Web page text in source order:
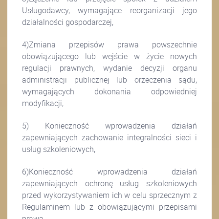
Usługodawcy, wymagające reorganizacji jego
działalności gospodarczej,
4)Zmiana przepisów prawa powszechnie
obowiązującego lub wejście w życie nowych
regulacji prawnych, wydanie decyzji organu
administracji publicznej lub orzeczenia sądu,
wymagających dokonania odpowiedniej
modyfikacji,
5) Konieczność wprowadzenia działań
zapewniających zachowanie integralności sieci i
usług szkoleniowych,
6)Konieczność wprowadzenia działań
zapewniających ochronę usług szkoleniowych
przed wykorzystywaniem ich w celu sprzecznym z
Regulaminem lub z obowiązującymi przepisami